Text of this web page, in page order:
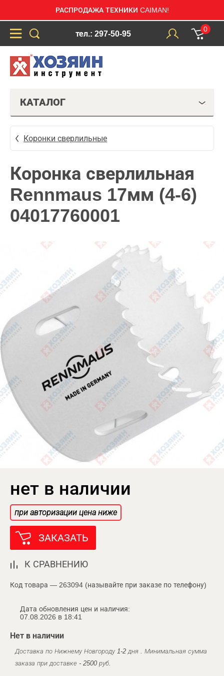
РАСПРОДАЖА ТЕХНИКИ CAIMAN!
тел.: 297-50-95
0
КАТАЛОГ
Коронки сверлильные
Коронка сверлильная
Rennmaus 17мм (4-6)
04017760001
нет в наличии
при авторизации цена ниже
ЗАКАЗАТЬ
К СРАВНЕНИЮ
Код товара — 263094 (называйте при заказе по телефону)
Дата обновления цен и наличия:
07.08.2026 в 18:41
Нет в наличии
Доставка по Нижнему Новгороду 1-2 дня . Минимальная сумма
заказа при доставке - 2500 руб.